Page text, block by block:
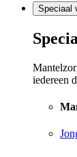
Speciaal
iedereen